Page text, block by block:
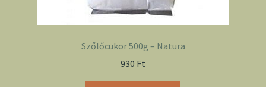
Szőlőcukor 500g – Natura
930 Ft